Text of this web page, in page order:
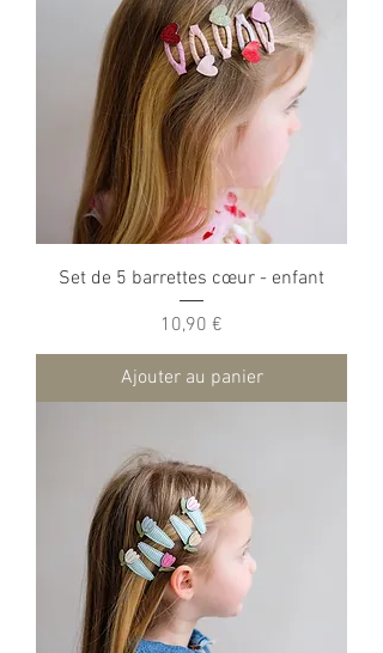
Set de 5 barrettes cœur - enfant
Prix
10,90 €
Ajouter au panier